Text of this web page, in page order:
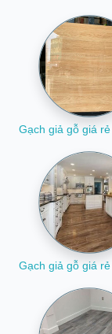
Nhưng một phần
phần giống gỗ tự
porcelain - giúp
mà phần gạch gỗ tự
Mẫu gạch giả vân
nhiên hơn, và
Kinh nghiệm cho
nhiên do ít chịu tác
chất, mài mòn.
tốt. Do đó sử dụng
Gạch giả gỗ giá
Gạch giả gỗ giá